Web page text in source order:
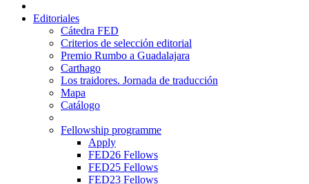
Editoriales
Cátedra FED
Criterios de selección editorial
Premio Rumbo a Guadalajara
Carthago
Los traidores. Jornada de traducción
Mapa
Catálogo
Fellowship programme
Apply
FED26 Fellows
FED25 Fellows
FED23 Fellows